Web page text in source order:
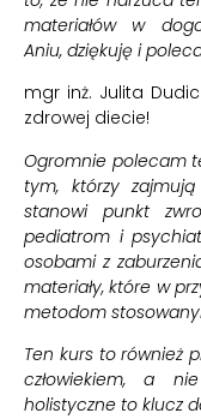
materiałów w
Aniu, dziękuję i
mgr inż. Julita
zdrowej diecie!
Ogromnie polecam
tym, którzy
stanowi punkt
pediatrom i
osobami z
materiały, które w
metodom
Ten kurs to również
człowiekiem, a
holistyczne to klucz